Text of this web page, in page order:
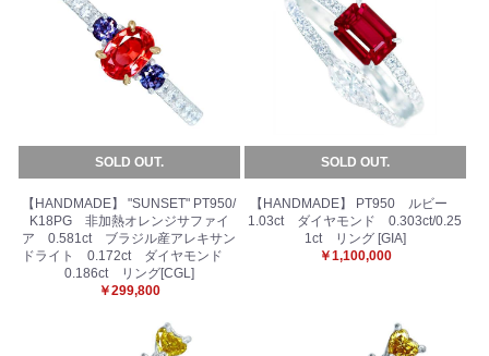
SOLD OUT.
【HANDMADE】 "SUNSET" PT950/
K18PG 非加熱オレンジサファイ
ア 0.581ct ブラジル産アレキサン
ドライト 0.172ct ダイヤモンド
0.186ct リング[CGL]
￥299,800
SOLD OUT.
【HANDMADE】 PT950 ルビー
1.03ct ダイヤモンド 0.303ct/0.25
1ct リング [GIA]
￥1,100,000